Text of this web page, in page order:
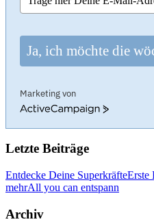
Ja, ich möchte die
Marketing von
ActiveCampaign
Letzte Beiträge
Entdecke Deine SuperkräfteErste
mehrAll you can entspann
Archiv